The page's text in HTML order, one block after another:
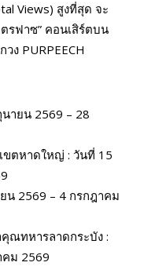
Views) สูงที่สุด จะ
รฟาซ” คอนเสิร์ตบน
ง PURPEECH
ายน 2569 – 28
ขตหาดใหญ่ : วันที่ 15
น 2569 – 4 กรกฎาคม
คุณทหารลาดกระบัง :
ม 2569